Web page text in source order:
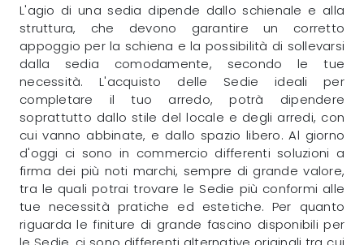
L'agio di una sedia dipende dallo schienale e alla
struttura, che devono garantire un corretto
appoggio per la schiena e la possibilità di sollevarsi
dalla sedia comodamente, secondo le tue
necessità. L'acquisto delle Sedie ideali per
completare il tuo arredo, potrà dipendere
soprattutto dallo stile del locale e degli arredi, con
cui vanno abbinate, e dallo spazio libero. Al giorno
d'oggi ci sono in commercio differenti soluzioni a
firma dei più noti marchi, sempre di grande valore,
tra le quali potrai trovare le Sedie più conformi alle
tue necessità pratiche ed estetiche. Per quanto
riguarda le finiture di grande fascino disponibili per